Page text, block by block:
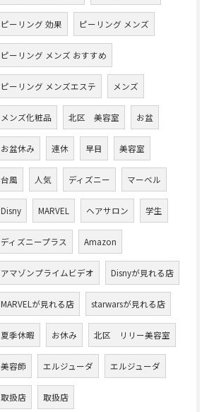
ピーリング 効果 ピーリング メンズ
ピーリング メンズ おすすめ
ピーリング メンズエステ メンズ
メンズ化粧品 北区 美容室 お盆
お盆休み 連休 早目 美容室
台風 人気 ディズニー マーベル
Disny MARVEL ヘアサロン 学生
ディズニープラス Amazon
アマゾンプライムビデオ Disnyが見れる店
MARVELが見れる店 starwarsが見れる店
夏季休暇 お休み 北区 リリー美容室
美容師 エルジューダ エルジューダ
取扱店 取扱店